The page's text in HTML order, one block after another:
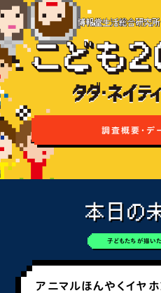
調査概要・デ
本日の
子どもたちが描い
アニマルほんやくイヤホ